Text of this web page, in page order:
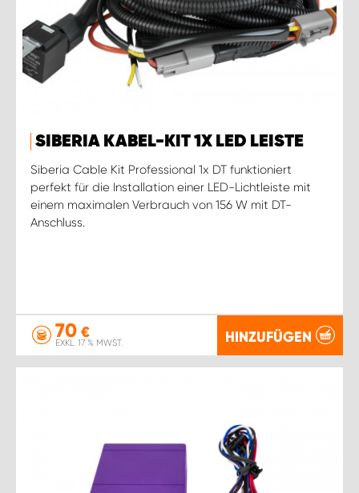
SIBERIA KABEL-KIT 1X LED LEISTE
Siberia Cable Kit Professional 1x DT funktioniert
perfekt für die Installation einer LED-Lichtleiste mit
einem maximalen Verbrauch von 156 W mit DT-
Anschluss.
70 €
EXKL. 17 % MWST. HINZUFÜGEN